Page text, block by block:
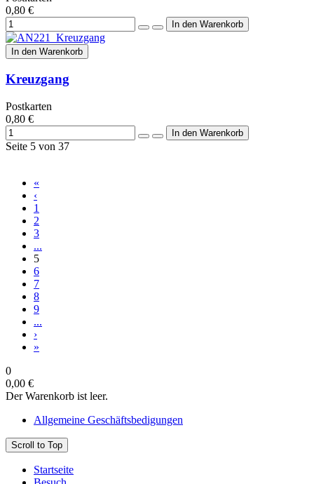
0,80 €
In den Warenkorb
Kreuzgang
Postkarten
0,80 €
Seite 5 von 37
«
‹
1
2
3
...
5
6
7
8
9
...
›
»
0
0,00 €
Der Warenkorb ist leer.
Allgemeine Geschäftsbedigungen
Scroll to Top
Startseite